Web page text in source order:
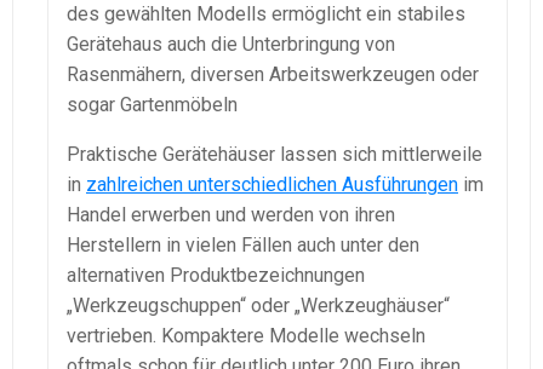
des gewählten Modells ermöglicht ein stabiles
Gerätehaus auch die Unterbringung von
Rasenmähern, diversen Arbeitswerkzeugen oder
sogar Gartenmöbeln
Praktische Gerätehäuser lassen sich mittlerweile
in zahlreichen unterschiedlichen Ausführungen im
Handel erwerben und werden von ihren
Herstellern in vielen Fällen auch unter den
alternativen Produktbezeichnungen
„Werkzeugschuppen“ oder „Werkzeughäuser“
vertrieben. Kompaktere Modelle wechseln